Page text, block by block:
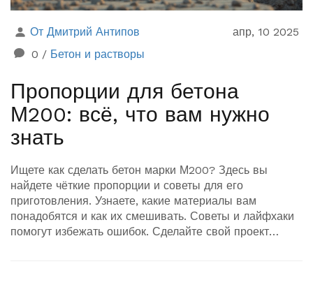
От Дмитрий Антипов
апр, 10 2025
0 / Бетон и растворы
Пропорции для бетона
М200: всё, что вам нужно
знать
Ищете как сделать бетон марки М200? Здесь вы
найдете чёткие пропорции и советы для его
приготовления. Узнаете, какие материалы вам
понадобятся и как их смешивать. Советы и лайфхаки
помогут избежать ошибок. Сделайте свой проект